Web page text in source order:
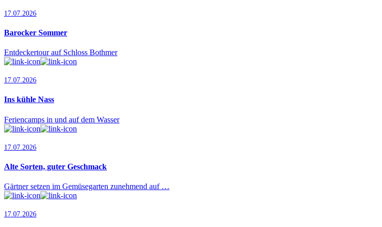
17.07.2026
Barocker Sommer
Entdeckertour auf Schloss Bothmer
17.07.2026
Ins kühle Nass
Feriencamps in und auf dem Wasser
17.07.2026
Alte Sorten, guter Geschmack
Gärtner setzen im Gemüsegarten zunehmend auf …
17.07.2026